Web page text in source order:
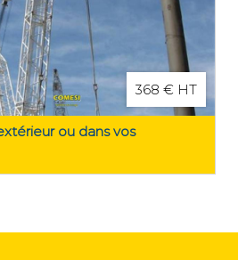
368 € HT
ou dans vos